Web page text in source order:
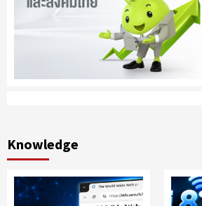
Knowledge